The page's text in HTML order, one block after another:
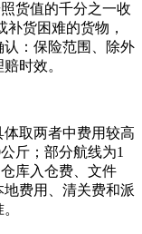
货值的千分之一收
货困难的货物，
：保险范围、除外
时效。
取两者中费用较高
斤；部分航线为1
库入仓费、文件
费用、清关费和派